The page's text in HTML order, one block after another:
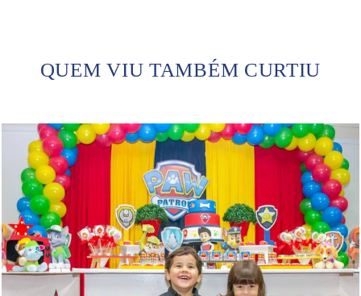
QUEM VIU TAMBÉM CURTIU